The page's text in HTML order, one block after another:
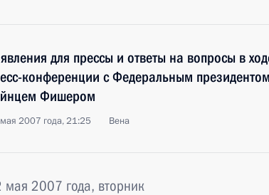
для прессы и ответы на вопросы в
конференции с Федеральным
Фишером
2007 года, 21:25 Вена
мая 2007 года, вторник